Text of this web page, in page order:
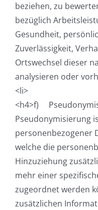
beziehen, zu
bezüglich
Gesundheit,
Zuverlässigkeit,
Ortswechsel dieser
analysieren oder
<li>
<h4>f)
Pseudonymisierung
personenbezogener
welche die
Hinzuziehung
mehr einer
zugeordnet werden
zusätzlichen